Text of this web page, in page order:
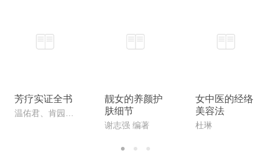
芳疗实证全书
靓女的养颜护
肤细节
谢志强 编著
女中医的经络
美容法
杜琳